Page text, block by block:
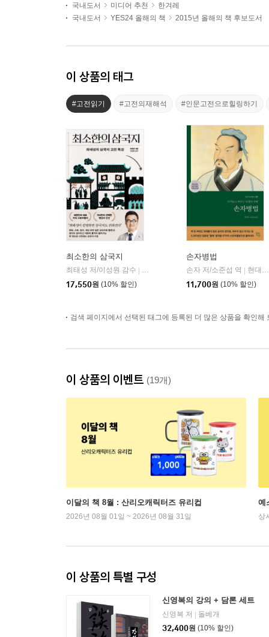
국내도서 미디어 추천
한겨레
국내도서
YES24 올해의 책 2015년 올해의 책 후보도서
이 상품의 태그
#고전읽기 #고전의재해석 #인문고전으로힐링하기
최소한의 삼국지
최태성 저/이성원 감수
프런트페이지
17,550원 (10% 할인)
손자병법
손자 저/소준섭 역
현대지성
11,700원 (10% 할인)
검색 페이지에서 선택된 태그에 등록된 더 많은 상품을 확인해
이 상품의 이벤트 (19개)
이달의 책 8월 : 산리오캐릭터즈 유리컵
2026년 08월 01일 ~ 2026년 08월 31일
예
상
이 상품의 특별 구성
신영복의 강의 + 담론 세트
신영복 저
돌베개
32,400원 (10% 할인)